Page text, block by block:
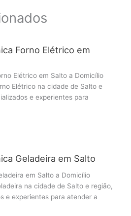
Forno Elétrico em
Elétrico em Salto a Domicílio
Elétrico na cidade de Salto e
e experientes para
Geladeira em Salto
em Salto a Domicílio
na cidade de Salto e região,
e experientes para atender a